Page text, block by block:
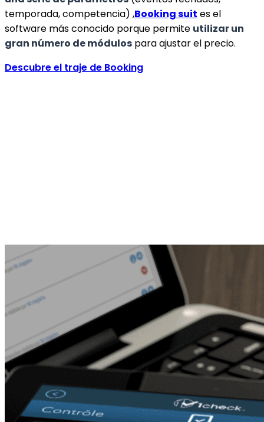
temporada, competencia) ,Booking suit es el
software más conocido porque permite utilizar un
gran número de módulos para ajustar el precio.
Descubre el traje de Booking